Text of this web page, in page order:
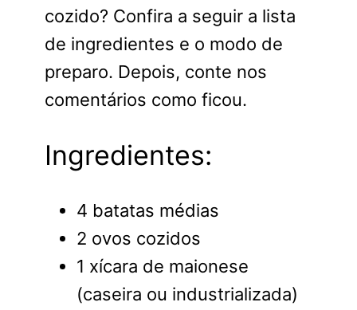
cozido? Confira a seguir a lista
de ingredientes e o modo de
preparo. Depois, conte nos
comentários como ficou.
Ingredientes:
4 batatas médias
2 ovos cozidos
1 xícara de maionese
(caseira ou industrializada)